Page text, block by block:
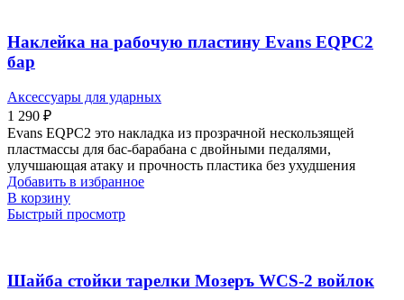
Наклейка на рабочую пластину Evans EQPC2
бар
Аксессуары для ударных
1 290 ₽
Evans EQPC2 это накладка из прозрачной нескользящей
пластмассы для бас-барабана с двойными педалями,
улучшающая атаку и прочность пластика без ухудшения
Добавить в избранное
В корзину
Быстрый просмотр
Шайба стойки тарелки Мозеръ WCS-2 войлок